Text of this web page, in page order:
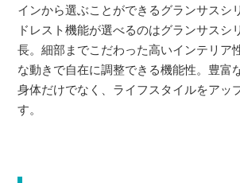
インから選ぶことができるグランサスシ
ドレスト機能が選べるのはグランサスシ
長。細部までこだわった高いインテリア
な動きで自在に調整できる機能性。豊富
身体だけでなく、ライフスタイルをアッ
す。